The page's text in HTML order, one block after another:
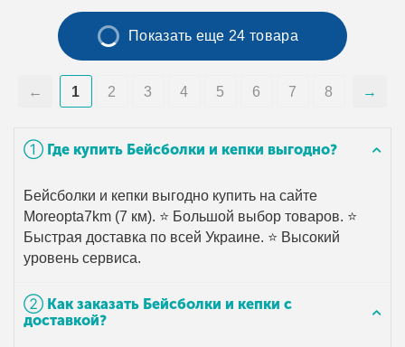
➀ Где купить Бейсболки и кепки выгодно?
Бейсболки и кепки выгодно купить на сайте
Moreopta7km (7 км). ⭐ Большой выбор товаров. ⭐
Быстрая доставка по всей Украине. ⭐ Высокий
уровень сервиса.
➁ Как заказать Бейсболки и кепки с
доставкой?
Показать еще 24 товара
1 2 3 4 5 6 7 8